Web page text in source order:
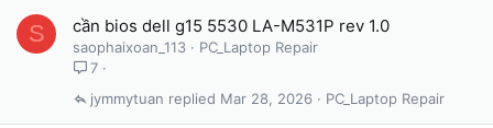
S cần bios dell g15 5530 LA-M531P rev 1.0
saophaixoan_113
PC_Laptop Repair
7
PC_Laptop Repair
Mar 28, 2026
jymmytuan